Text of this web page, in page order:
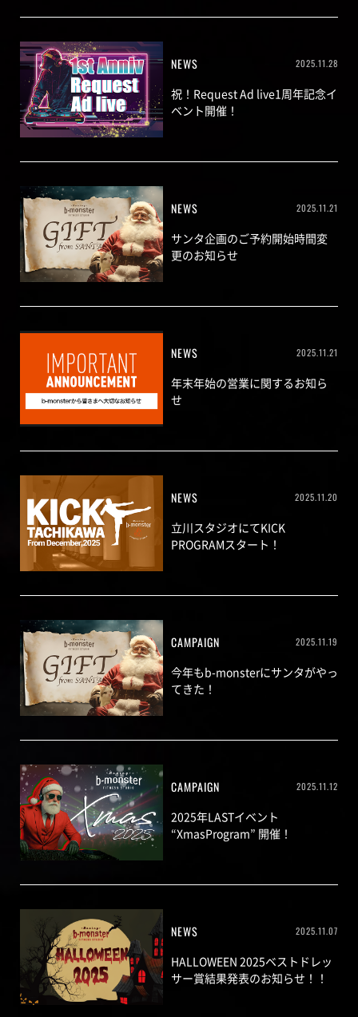
NEWS 2025.11.28
祝！Request Ad live1周年記念イ
ベント開催！
NEWS 2025.11.21
サンタ企画のご予約開始時間変
更のお知らせ
NEWS 2025.11.21
年末年始の営業に関するお知ら
せ
NEWS 2025.11.20
立川スタジオにてKICK
PROGRAMスタート！
CAMPAIGN 2025.11.19
今年もb-monsterにサンタがやっ
てきた！
CAMPAIGN 2025.11.12
2025年LASTイベント
“XmasProgram” 開催！
NEWS 2025.11.07
HALLOWEEN 2025ベストドレッ
サー賞結果発表のお知らせ！！